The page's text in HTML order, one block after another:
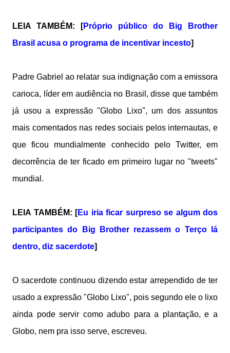
LEIA TAMBÉM: [Próprio público do Big Brother
Brasil acusa o programa de incentivar incesto]
Padre Gabriel ao relatar sua indignação com a emissora
carioca, líder em audiência no Brasil, disse que também
já usou a expressão "Globo Lixo", um dos assuntos
mais comentados nas redes sociais pelos internautas, e
que ficou mundialmente conhecido pelo Twitter, em
decorrência de ter ficado em primeiro lugar no "tweets"
mundial.
LEIA TAMBÉM: [Eu iria ficar surpreso se algum dos
participantes do Big Brother rezassem o Terço lá
dentro, diz sacerdote]
O sacerdote continuou dizendo estar arrependido de ter
usado a expressão "Globo Lixo", pois segundo ele o lixo
ainda pode servir como adubo para a plantação, e a
Globo, nem pra isso serve, escreveu.